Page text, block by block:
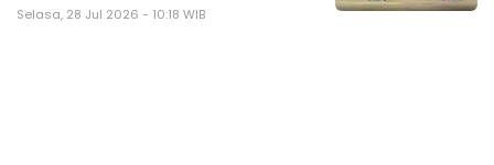
Selasa, 28 Jul 2026 - 10:18 WIB